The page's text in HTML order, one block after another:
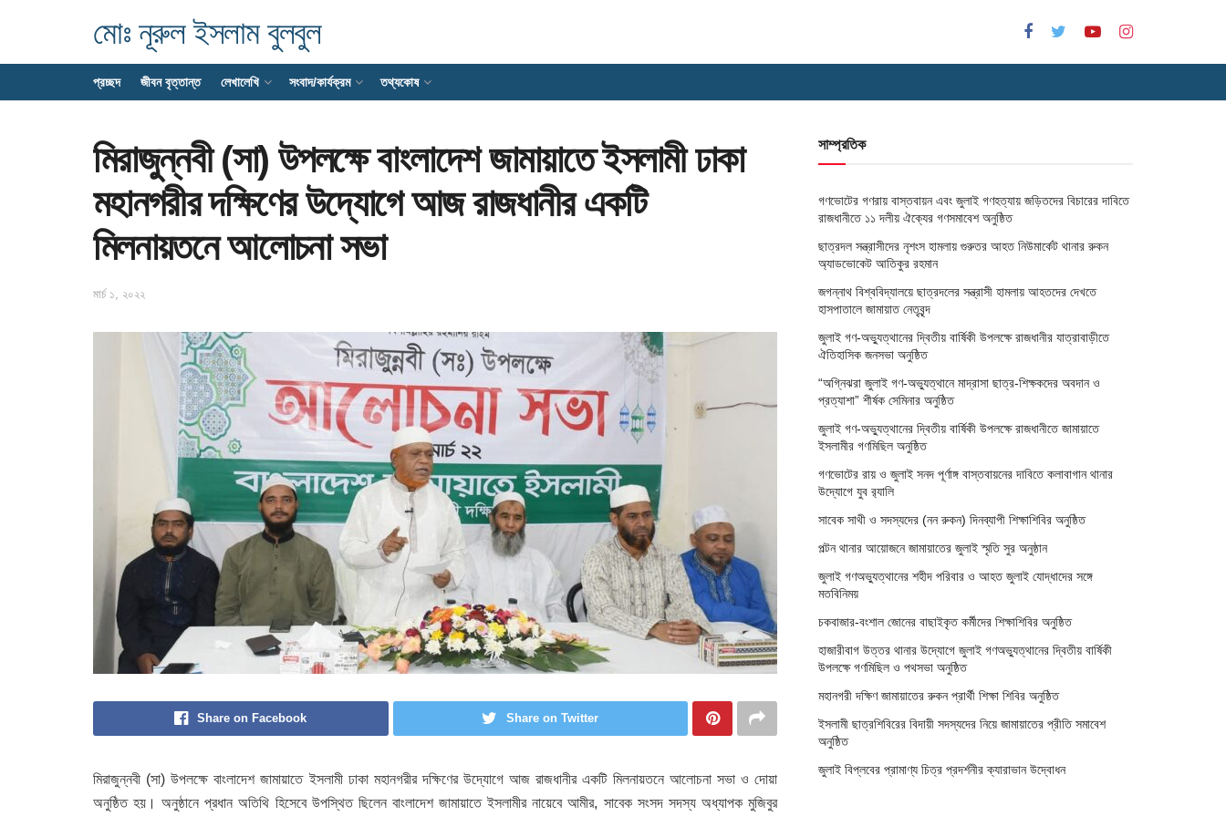
মোঃ নূরুল ইসলাম বুলবুল
প্রচ্ছদ জীবন বৃত্তান্ত লেখালেখি সংবাদ/কার্যক্রম তথ্যকোষ
মিরাজুন্নবী (সা) উপলক্ষে বাংলাদেশ জামায়াতে ইসলামী ঢাকা
মহানগরীর দক্ষিণের উদ্যোগে আজ রাজধানীর একটি
মিলনায়তনে আলোচনা সভা
মার্চ ১, ২০২২
Share on Facebook Share on Twitter
মিরাজুন্নবী (সা) উপলক্ষে বাংলাদেশ জামায়াতে ইসলামী ঢাকা মহানগরীর দক্ষিণের উদ্যোগে আজ রাজধানীর একটি মিলনায়তনে আলোচনা সভা ও দোয়া
অনুষ্ঠিত হয়। অনুষ্ঠানে প্রধান অতিথি হিসেবে উপস্থিত ছিলেন বাংলাদেশ জামায়াতে ইসলামীর নায়েবে আমীর, সাবেক সংসদ সদস্য অধ্যাপক মুজিবুর
সাম্প্রতিক
গণভোটের গণরায় বাস্তবায়ন এবং জুলাই গণহত্যায় জড়িতদের বিচারের দাবিতে
রাজধানীতে ১১ দলীয় ঐক্যের গণসমাবেশ অনুষ্ঠিত
ছাত্রদল সন্ত্রাসীদের নৃশংস হামলায় গুরুতর আহত নিউমার্কেট থানার রুকন
অ্যাডভোকেট আতিকুর রহমান
জগন্নাথ বিশ্ববিদ্যালয়ে ছাত্রদলের সন্ত্রাসী হামলায় আহতদের দেখতে
হাসপাতালে জামায়াত নেতৃবৃন্দ
জুলাই গণ-অভ্যুত্থানের দ্বিতীয় বার্ষিকী উপলক্ষে রাজধানীর যাত্রাবাড়ীতে
ঐতিহাসিক জনসভা অনুষ্ঠিত
“অগ্নিঝরা জুলাই গণ-অভ্যুত্থানে মাদ্রাসা ছাত্র-শিক্ষকদের অবদান ও
প্রত্যাশা” শীর্ষক সেমিনার অনুষ্ঠিত
জুলাই গণ-অভ্যুত্থানের দ্বিতীয় বার্ষিকী উপলক্ষে রাজধানীতে জামায়াতে
ইসলামীর গণমিছিল অনুষ্ঠিত
গণভোটের রায় ও জুলাই সনদ পূর্ণাঙ্গ বাস্তবায়নের দাবিতে কলাবাগান থানার
উদ্যোগে যুব র‌্যালি
সাবেক সাথী ও সদস্যদের (নন রুকন) দিনব্যাপী শিক্ষাশিবির অনুষ্ঠিত
পল্টন থানার আয়োজনে জামায়াতের জুলাই স্মৃতি সুর অনুষ্ঠান
জুলাই গণঅভ্যুত্থানের শহীদ পরিবার ও আহত জুলাই যোদ্ধাদের সঙ্গে
মতবিনিময়
চকবাজার-বংশাল জোনের বাছাইকৃত কর্মীদের শিক্ষাশিবির অনুষ্ঠিত
হাজারীবাগ উত্তর থানার উদ্যোগে জুলাই গণঅভ্যুত্থানের দ্বিতীয় বার্ষিকী
উপলক্ষে গণমিছিল ও পথসভা অনুষ্ঠিত
মহানগরী দক্ষিণ জামায়াতের রুকন প্রার্থী শিক্ষা শিবির অনুষ্ঠিত
ইসলামী ছাত্রশিবিরের বিদায়ী সদস্যদের নিয়ে জামায়াতের প্রীতি সমাবেশ
অনুষ্ঠিত
জুলাই বিপ্লবের প্রামাণ্য চিত্র প্রদর্শনীর ক্যারাভান উদ্বোধন